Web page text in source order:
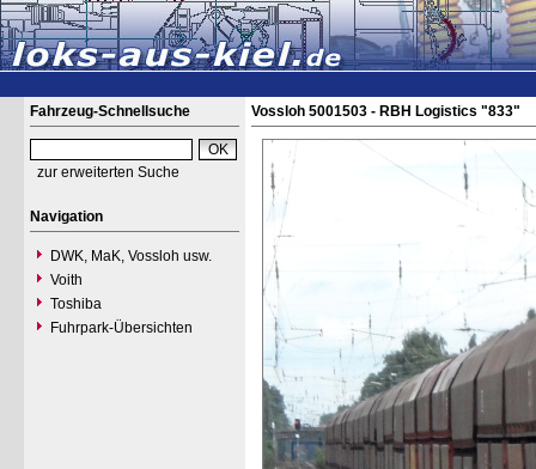
Fahrzeug-Schnellsuche
zur erweiterten Suche
Navigation
DWK, MaK, Vossloh usw.
Voith
Toshiba
Fuhrpark-Übersichten
Vossloh 5001503 - RBH Logistics "833"